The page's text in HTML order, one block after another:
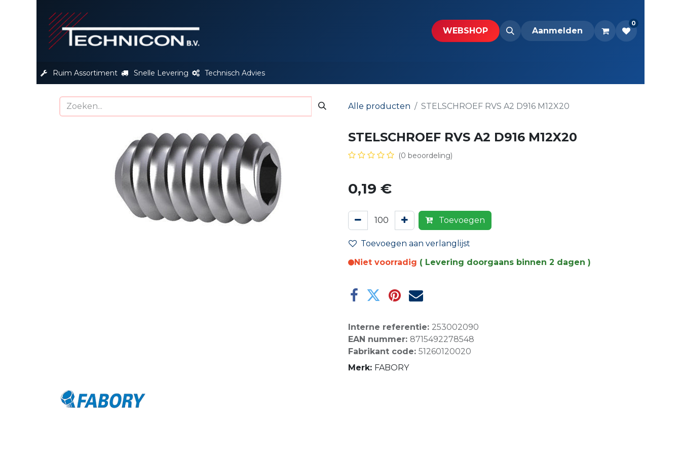
Contact Downloads
WEBS​H​​OP​​ Aanmelden
0
Ruim Assortiment Snelle Levering Technisch Advies
Alle producten STELSCHROEF RVS A2 D916 M12X20
STELSCHROEF RVS A2 D916 M12X20
(0 beoordeling)
0,19 €
Toevoegen
Toevoegen aan verlanglijst
Niet voorradig ( Levering doorgaans binnen 2 dagen )
Interne referentie: 253002090
EAN nummer: 8715492278548
Fabrikant code: 51260120020
Merk: FABORY